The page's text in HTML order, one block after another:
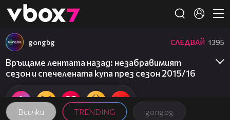
👾
Всички TRENDING gongbg
gongbg СЛЕДВАЙ 1395
Връщаме лентата назад: незабравимият
сезон и спечелената купа през сезон 2015/16